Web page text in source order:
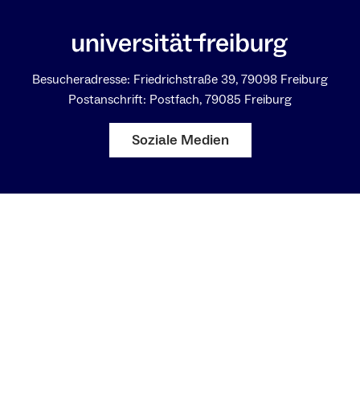
Besucheradresse: Friedrichstraße 39, 79098 Freiburg
Postanschrift: Postfach, 79085 Freiburg
Soziale Medien